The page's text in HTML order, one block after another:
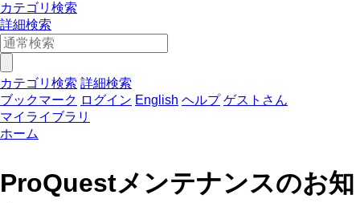
カテゴリ検索
詳細検索
カテゴリ検索 詳細検索
ブックマーク ログイン English ヘルプ ゲストさん
マイライブラリ
ホーム
ProQuestメンテナンスのお知